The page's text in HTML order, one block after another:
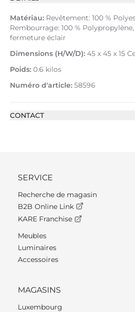
Matériau: Revêtement: 100 %
Rembourrage: 100 %
fermeture éclair
Dimensions (H/W/D): 45 x 45 x 15
Poids: 0.6 kilos
Numéro d'article: 58596
CONTACT
SERVICE
Recherche de magasin
B2B Online Link
KARE Franchise
Meubles
Luminaires
Accessoires
MAGASINS
Luxembourg